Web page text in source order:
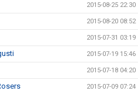
2015-08-25 22:30
2015-08-20 08:52
2015-07-31 03:19
2015-07-19 15:46
2015-07-18 04:20
2015-07-09 07:24